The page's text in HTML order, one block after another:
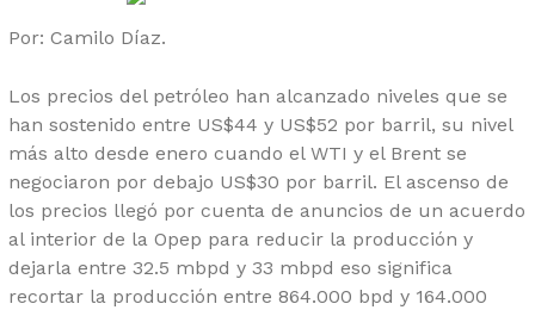
Por: Camilo Díaz.
Los precios del petróleo han alcanzado niveles que se
han sostenido entre US$44 y US$52 por barril, su nivel
más alto desde enero cuando el WTI y el Brent se
negociaron por debajo US$30 por barril. El ascenso de
los precios llegó por cuenta de anuncios de un acuerdo
al interior de la Opep para reducir la producción y
dejarla entre 32.5 mbpd y 33 mbpd eso significa
recortar la producción entre 864.000 bpd y 164.000